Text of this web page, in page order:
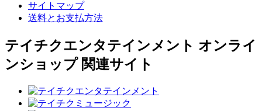
サイトマップ
送料とお支払方法
テイチクエンタテインメント オンライ
ンショップ 関連サイト